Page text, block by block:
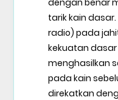
dengan benar
tarik kain
radio) pada
kekuatan dasar
menghasilkan
pada kain
direkatkan